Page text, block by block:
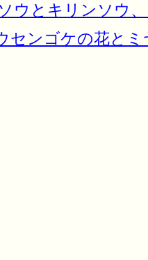
ウとキリンソウ
センゴケの花と